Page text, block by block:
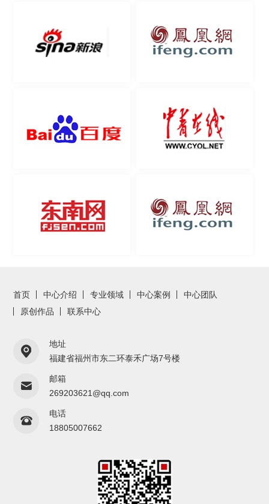
首页 中心介绍 专业领域 中心案例
中心团队
原创作品
联系中心
地址
福建省福州市东二环泰禾广场7号楼
邮箱
269203621@qq.com
电话
18805007662